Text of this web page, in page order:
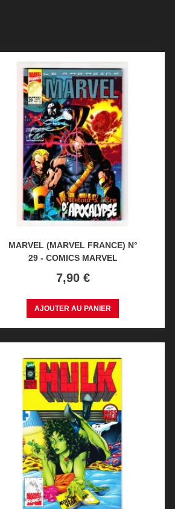
MARVEL (MARVEL FRANCE) N°
29 - COMICS MARVEL
Prix
7,90 €
AJOUTER AU PANIER